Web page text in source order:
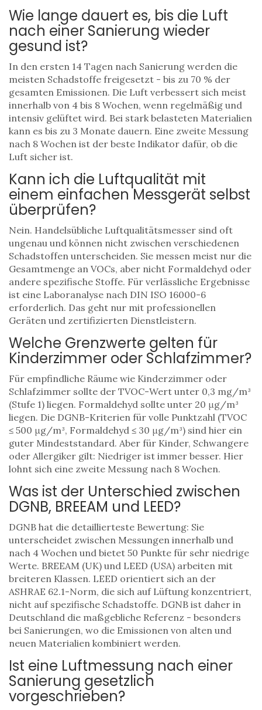
Wie lange dauert es, bis die Luft
nach einer Sanierung wieder
gesund ist?
In den ersten 14 Tagen nach Sanierung werden die
meisten Schadstoffe freigesetzt - bis zu 70 % der
gesamten Emissionen. Die Luft verbessert sich meist
innerhalb von 4 bis 8 Wochen, wenn regelmäßig und
intensiv gelüftet wird. Bei stark belasteten Materialien
kann es bis zu 3 Monate dauern. Eine zweite Messung
nach 8 Wochen ist der beste Indikator dafür, ob die
Luft sicher ist.
Kann ich die Luftqualität mit
einem einfachen Messgerät selbst
überprüfen?
Nein. Handelsübliche Luftqualitätsmesser sind oft
ungenau und können nicht zwischen verschiedenen
Schadstoffen unterscheiden. Sie messen meist nur die
Gesamtmenge an VOCs, aber nicht Formaldehyd oder
andere spezifische Stoffe. Für verlässliche Ergebnisse
ist eine Laboranalyse nach DIN ISO 16000-6
erforderlich. Das geht nur mit professionellen
Geräten und zertifizierten Dienstleistern.
Welche Grenzwerte gelten für
Kinderzimmer oder Schlafzimmer?
Für empfindliche Räume wie Kinderzimmer oder
Schlafzimmer sollte der TVOC-Wert unter 0,3 mg/m³
(Stufe 1) liegen. Formaldehyd sollte unter 20 μg/m³
liegen. Die DGNB-Kriterien für volle Punktzahl (TVOC
≤ 500 μg/m³, Formaldehyd ≤ 30 μg/m³) sind hier ein
guter Mindeststandard. Aber für Kinder, Schwangere
oder Allergiker gilt: Niedriger ist immer besser. Hier
lohnt sich eine zweite Messung nach 8 Wochen.
Was ist der Unterschied zwischen
DGNB, BREEAM und LEED?
DGNB hat die detaillierteste Bewertung: Sie
unterscheidet zwischen Messungen innerhalb und
nach 4 Wochen und bietet 50 Punkte für sehr niedrige
Werte. BREEAM (UK) und LEED (USA) arbeiten mit
breiteren Klassen. LEED orientiert sich an der
ASHRAE 62.1-Norm, die sich auf Lüftung konzentriert,
nicht auf spezifische Schadstoffe. DGNB ist daher in
Deutschland die maßgebliche Referenz - besonders
bei Sanierungen, wo die Emissionen von alten und
neuen Materialien kombiniert werden.
Ist eine Luftmessung nach einer
Sanierung gesetzlich
vorgeschrieben?